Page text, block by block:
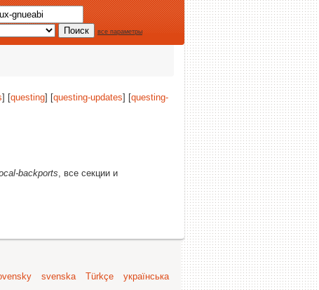
все параметры
] [questing] [questing-updates] [questing-
backports, все секции и
svenska Türkçe
українська